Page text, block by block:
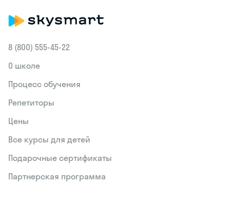
8 (800) 555‑45-22
О школе
Процесс обучения
Репетиторы
Цены
Все курсы для детей
Подарочные сертификаты
Партнерская программа